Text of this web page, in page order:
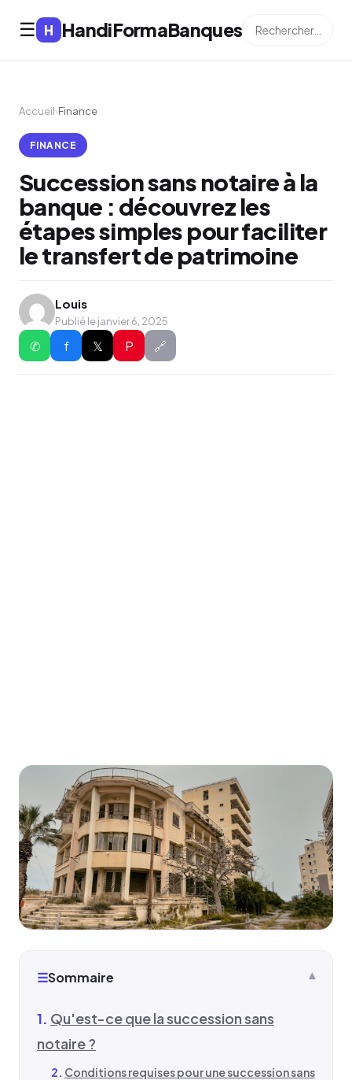
☰ H HandiFormaBanques
Accueil›Finance
FINANCE
Succession sans notaire à la
banque : découvrez les
étapes simples pour faciliter
le transfert de patrimoine
Louis
Publié le janvier 6, 2025
✆ f 𝕏 P 🔗
☰Sommaire
Qu'est-ce que la succession sans
notaire ?
Conditions requises pour une succession sans